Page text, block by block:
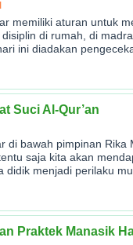
memiliki aturan untuk
di rumah, di
ini diadakan
Suci Al-Qur’an
di bawah pimpinan
saja kita akan
didik menjadi perilaku
Praktek Manasik